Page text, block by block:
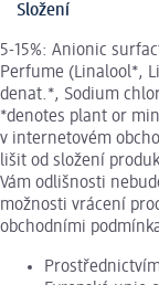
Složení
5-15%: Anionic
Perfume (Linalool*,
denat.*, Sodium
*denotes plant or
v internetovém
lišit od složení
Vám odlišnosti
možnosti vrácení
obchodními